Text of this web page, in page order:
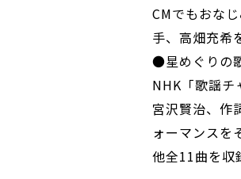
CMでもおな
手、高畑充希
●星めぐり
NHK「歌謡チ
宮沢賢治、作
ォーマンスを
他全11曲を収